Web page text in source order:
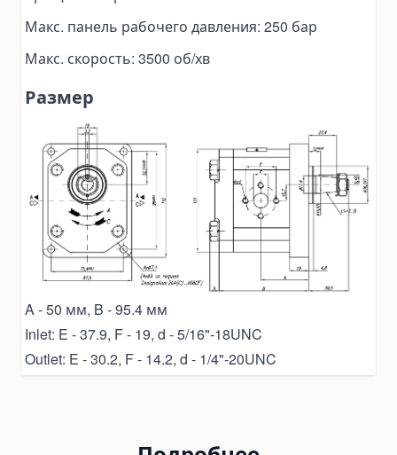
Pallet Clamps
Lift Tables
Lifting Crowbars
Hoist Trolley
Geared Trolley
Electric Hoist Trolley
Automotive Tools and Equipment
Body Repair Tools
Transmission Repair Tools
Suspension Repair Tools
Spring Compressors and Strut Tools
Макс. панель рабочего давления: 250 бар
Макс. скорость: 3500 об/хв
Размер
A - 50 мм, B - 95.4 мм
Inlet: E - 37.9, F - 19, d - 5/16"-18UNC
Outlet: E - 30.2, F - 14.2, d - 1/4"-20UNC